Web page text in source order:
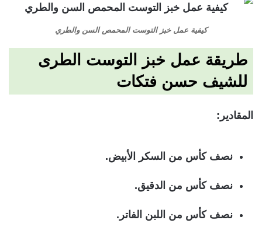
كيفية عمل خبز التوست المحمص السن والطري
طريقة عمل خبز التوست الطرى
للشيف حسن فتكات
المقادير:
نصف كأس من السكر الأبيض.
نصف كأس من الدقيق.
نصف كأس من اللبن الفاتر.